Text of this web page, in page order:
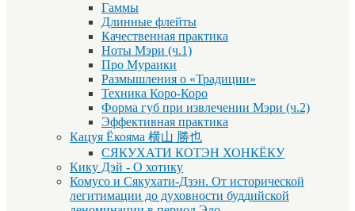
Гаммы
Длинные флейты
Качественная практика
Ноты Мэри (ч.1)
Про Мураики
Размышления о «Традиции»
Техника Коро-Коро
Форма губ при извлечении Мэри (ч.2)
Эффективная практика
Кацуя Ёкояма 横山 勝也
СЯКУХАТИ КОТЭН ХОНКЁКУ
Кику Дэй - О хотику
Комусо и Сякухати-Дзэн. От исторической
легитимации до духовности буддийской